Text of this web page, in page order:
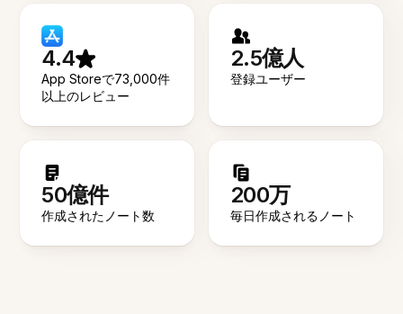
4.4
App Storeで73,000件
以上のレビュー
2.5億人
登録ユーザー
50億件
作成されたノート数
200万
毎日作成されるノート